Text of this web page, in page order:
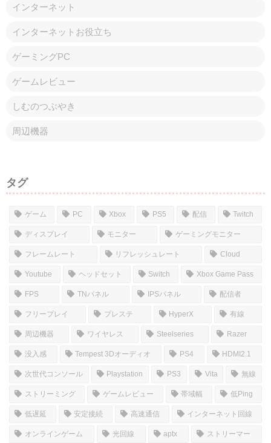
インターネット
インターネットお役立ち
ゲーミングPC
ゲームレビュー
しむのつぶやき
周辺機器
タグ
ゲーム PC Xbox PS5 配信 Twitch
ディスプレイ モニター ゲーミングモニター
フレームレート リフレッシュレート Cloud
Youtube ヘッドセット Switch Xbox Game Pass
FPS TNパネル IPSパネル 配信者
フリープレイ プレステ HyperX 有線
周辺機器 ワイヤレス Steelseries Razer
没入感 Tempest 3Dオーディオ PS4 HDMI2.1
次世代コンソール Playstation PS3 Vita 無線
ストリーミング ゲームレビュー 帯域幅 低Ping
低遅延 安定接続 高速通信 インターネット回線
オンラインゲーム 光回線 aptx ストリーマー